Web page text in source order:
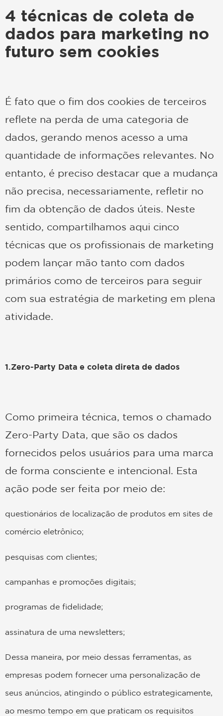
4 técnicas de coleta de
dados para marketing no
futuro sem cookies
É fato que o fim dos cookies de terceiros
reflete na perda de uma categoria de
dados, gerando menos acesso a uma
quantidade de informações relevantes. No
entanto, é preciso destacar que a mudança
não precisa, necessariamente, refletir no
fim da obtenção de dados úteis. Neste
sentido, compartilhamos aqui cinco
técnicas que os profissionais de marketing
podem lançar mão tanto com dados
primários como de terceiros para seguir
com sua estratégia de marketing em plena
atividade.
1.Zero-Party Data e coleta direta de dados
Como primeira técnica, temos o chamado
Zero-Party Data, que são os dados
fornecidos pelos usuários para uma marca
de forma consciente e intencional. Esta
ação pode ser feita por meio de:
questionários de localização de produtos em sites de
comércio eletrônico;
pesquisas com clientes;
campanhas e promoções digitais;
programas de fidelidade;
assinatura de uma newsletters;
Dessa maneira, por meio dessas ferramentas, as
empresas podem fornecer uma personalização de
seus anúncios, atingindo o público estrategicamente,
ao mesmo tempo em que praticam os requisitos